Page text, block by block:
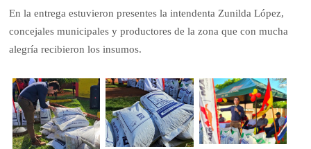
En la entrega estuvieron presentes la intendenta Zunilda López,
concejales municipales y productores de la zona que con mucha
alegría recibieron los insumos.